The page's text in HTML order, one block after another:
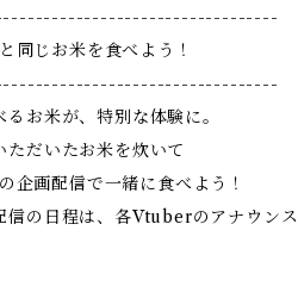
同じお米を食べよう！
るお米が、特別な体験に。
ただいたお米を炊いて
企画配信で一緒に食べよう！
の日程は、各Vtuberのアナウン